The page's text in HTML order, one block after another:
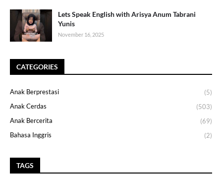
Lets Speak English with Arisya Anum Tabrani
Yunis
November 16, 2025
CATEGORIES
Anak Berprestasi
(5)
Anak Cerdas
(503)
Anak Bercerita
(69)
Bahasa Inggris
(2)
TAGS